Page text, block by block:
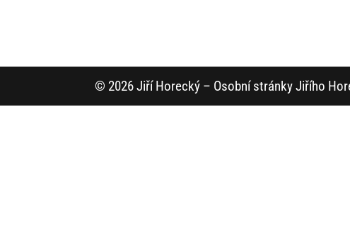
© 2026 Jiří Horecký – Osobní stránky Jiřího